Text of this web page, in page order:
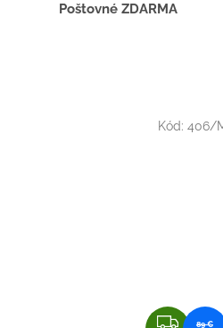
Poštovné ZDARMA
Z
89 €
Kód: 406/